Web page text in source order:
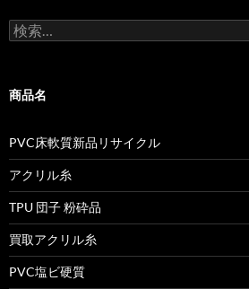
検
索:
商品名
PVC床軟質新品リサイクル
アクリル糸
TPU 団子 粉砕品
買取アクリル糸
PVC塩ビ硬質